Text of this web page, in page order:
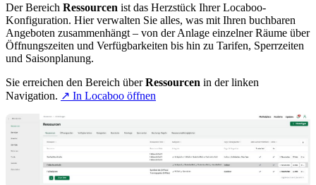
Der Bereich Ressourcen ist das Herzstück Ihrer Locaboo-
Konfiguration. Hier verwalten Sie alles, was mit Ihren buchbaren
Angeboten zusammenhängt – von der Anlage einzelner Räume über
Öffnungszeiten und Verfügbarkeiten bis hin zu Tarifen, Sperrzeiten
und Saisonplanung.
Sie erreichen den Bereich überRessourcen in der linken
Navigation. ↗ In Locaboo öffnen